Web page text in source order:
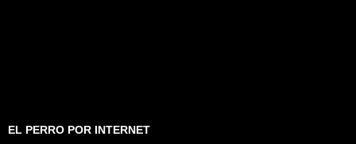
EL PERRO POR INTERNET